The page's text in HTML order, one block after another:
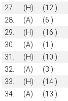
27.
(H) (12.)
28.
(A) (6.)
29.
(H) (16.)
30.
(A) (1.)
31.
(H) (10.)
32.
(A) (3.)
33.
(H) (14.)
34.
(A) (13.)